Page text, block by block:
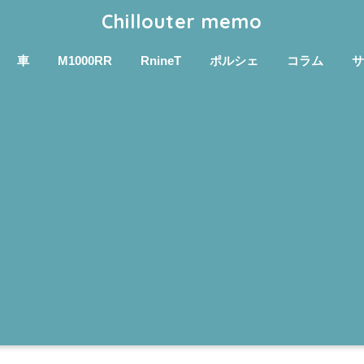
Chillouter memo
車 M1000RR RnineT ポルシェ コラム